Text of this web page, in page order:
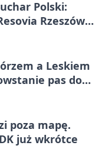
Polski:
Rzeszów
a Leskiem
pas do
poza mapę.
już wkrótce